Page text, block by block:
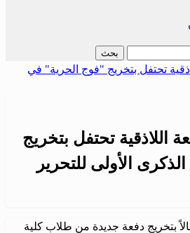
اللاذقية تحتفل بتخريج
الأولى للتحرير
بتخريج دفعة جديدة من طلاب كلية